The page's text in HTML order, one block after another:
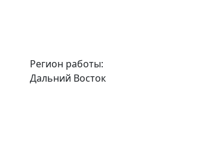
Регион работы:
Дальний Восток